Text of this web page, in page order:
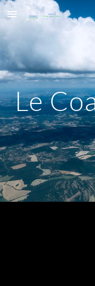
Skip to main content
Le